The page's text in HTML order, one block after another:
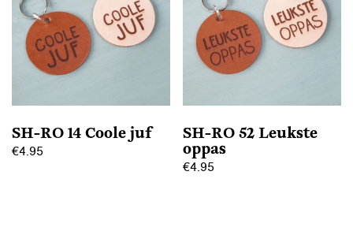
Deze
optie
kan
gekozen
de
productpagina
Deze
optie
kan
gekozen
de
productpagina
SH-RO 14 Coole juf
€4.95
SH-RO 52 Leukste
oppas
€4.95